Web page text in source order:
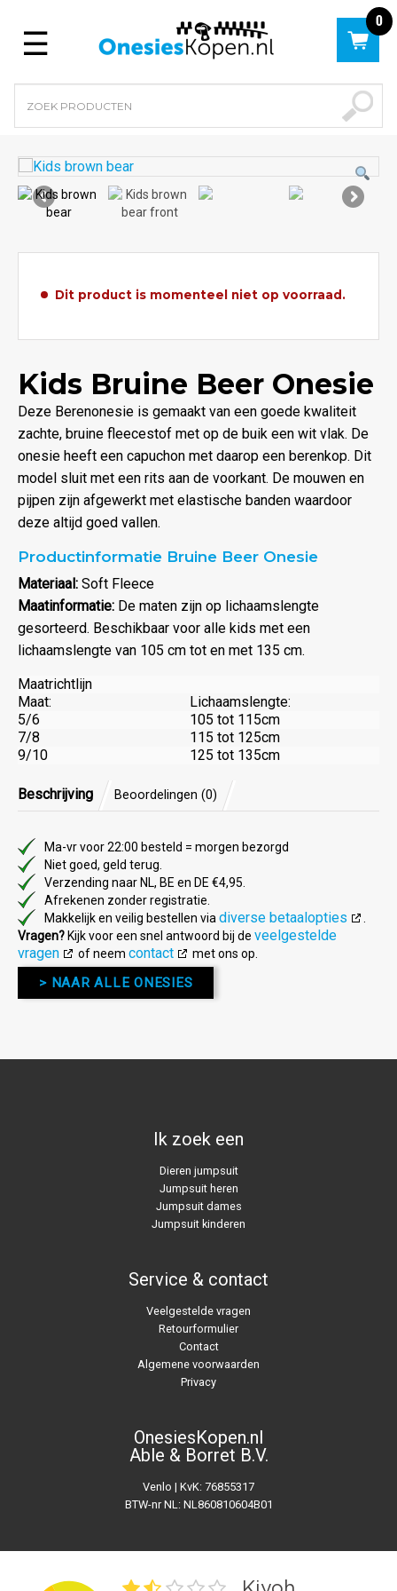
Menu
0
Dit product is momenteel niet op voorraad.
Kids Bruine Beer Onesie
Deze Berenonesie is gemaakt van een goede kwaliteit
zachte, bruine fleecestof met op de buik een wit vlak. De
onesie heeft een capuchon met daarop een berenkop. Dit
model sluit met een rits aan de voorkant. De mouwen en
pijpen zijn afgewerkt met elastische banden waardoor
deze altijd goed vallen.
Productinformatie Bruine Beer Onesie
Materiaal: Soft Fleece
Maatinformatie: De maten zijn op lichaamslengte
gesorteerd. Beschikbaar voor alle kids met een
lichaamslengte van 105 cm tot en met 135 cm.
Maatrichtlijn
Maat:
Lichaamslengte:
5/6
105 tot 115cm
7/8
115 tot 125cm
9/10
125 tot 135cm
Beschrijving Beoordelingen (0)
Ma-vr voor 22:00 besteld = morgen bezorgd
Niet goed, geld terug.
Verzending naar NL, BE en DE €4,95.
Afrekenen zonder registratie.
Makkelijk en veilig bestellen via diverse betaalopties
Vragen? Kijk voor een snel antwoord bij de veelgestelde
vragen
of neem contact met ons op.
> NAAR ALLE ONESIES
Ik zoek een
Dieren jumpsuit
Jumpsuit heren
Jumpsuit dames
Jumpsuit kinderen
Service & contact
Veelgestelde vragen
Retourformulier
Contact
Algemene voorwaarden
Privacy
OnesiesKopen.nl
Able & Borret B.V.
Venlo | KvK: 76855317
BTW-nr NL: NL860810604B01